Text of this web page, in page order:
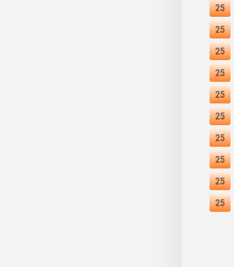
25
25
25
25
25
25
25
25
25
25